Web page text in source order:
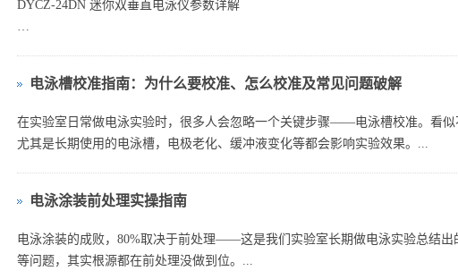
DYCZ‑24DN 迷你双垂直电泳仪参数详解
DYCZ‑24DN 是北京六一经典迷你双垂直电泳仪，主打小型化、双板并行、高
离。...
电泳槽校准指南：为什么要校准、怎么校准及常见问题破解
在实验室日常做电泳实验时，很多人会忽略一个关键步骤——电泳槽校准。看似
尤其是长期使用的电泳槽，电极老化、缓冲液变化等都会影响实验效果。...
电泳涂装前处理实操指南
电泳涂装的成败，80%取决于前处理——这是我们实验室长期做电泳实验总结
等问题，其实根源都在前处理没做到位。...